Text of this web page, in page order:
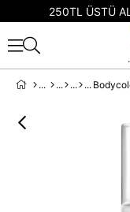
250TL ÜSTÜ